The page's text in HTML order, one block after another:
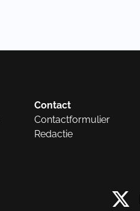
Contact
Contactformulier
Redactie